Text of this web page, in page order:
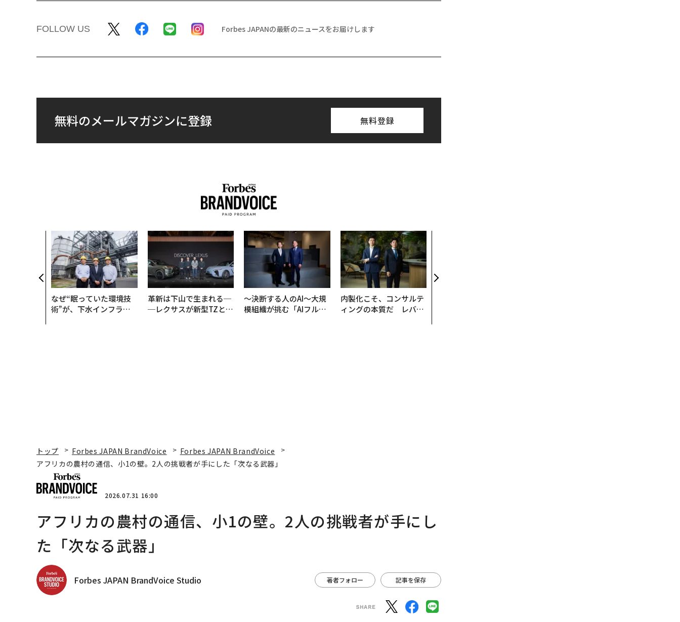
FOLLOW US Forbes JAPANの最新のニュースをお届けします
無料のメールマガジンに登録 無料登録
なぜ“眠っていた環境技
術”が、下水インフラを
革新は下山で生まれる─
─レクサスが新型TZとE
〜決断する人のAI〜大規
模組織が挑む「AIフル実
内製化こそ、コンサルテ
ィングの本質だ レバレ
×PwC】
トップ Forbes JAPAN BrandVoice
Forbes JAPAN BrandVoice
アフリカの農村の通信、小1の壁。2人の挑戦者が手にした「次なる武器」
2026.07.31 16:00
アフリカの農村の通信、小1の壁。2人の挑戦者が手にし
た「次なる武器」
Forbes JAPAN BrandVoice Studio 著者フォロー 記事を保存